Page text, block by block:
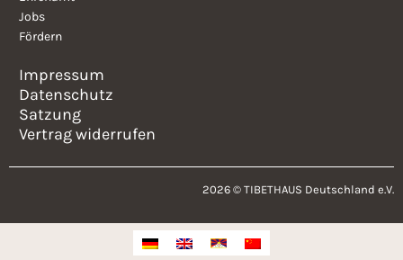
Jobs
Fördern
Impressum
Datenschutz
Satzung
Vertrag widerrufen
2026 © TIBETHAUS Deutschland e.V.